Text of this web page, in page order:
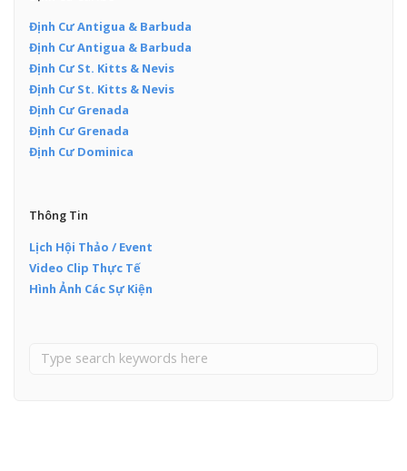
Định Cư Antigua & Barbuda
Định Cư Antigua & Barbuda
Định Cư St. Kitts & Nevis
Định Cư St. Kitts & Nevis
Định Cư Grenada
Định Cư Grenada
Định Cư Dominica
Thông Tin
Lịch Hội Thảo / Event
Video Clip Thực Tế
Hình Ảnh Các Sự Kiện